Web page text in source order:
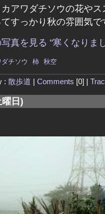
アワダチソウの花やス
すっかり秋の雰囲気で
真を見る "寒くなりま
チソウ 柿 秋空
: 散歩道 Comments [0] |
日)